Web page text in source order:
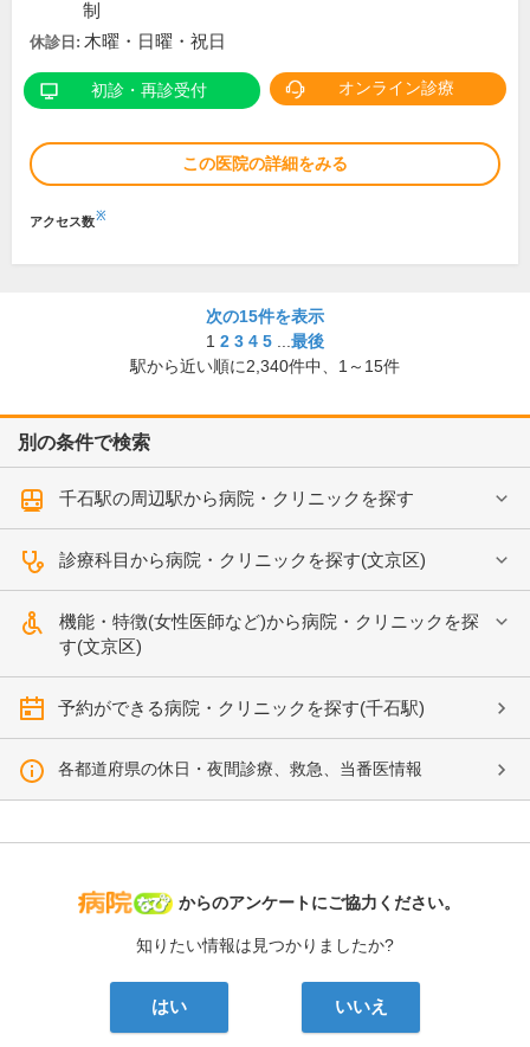
制
休診日: 木曜・日曜・祝日
初診・再診受付 オンライン診療
この医院の詳細をみる
アクセス数※
次の15件を表示
1 2 3 4 5
最後
駅から近い順に2,340件中、 1～15件
別の条件で検索
千石駅の周辺駅から病院・クリニックを探す
診療科目から病院・クリニックを探す(文京区)
機能・特徴(女性医師など)から病院・クリニックを探
す(文京区)
予約ができる病院・クリニックを探す(千石駅)
各都道府県の休日・夜間診療、救急、当番医情報
病院なび
からのアンケートにご協力ください。
知りたい情報は見つかりましたか?
はい いいえ